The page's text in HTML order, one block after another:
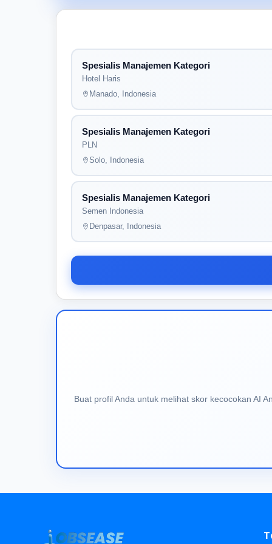
Spesialis Manajemen Kategori
Hotel Haris
Manado, Indonesia
Spesialis Manajemen Kategori
PLN
Solo, Indonesia
Spesialis Manajemen Kategori
Semen Indonesia
Denpasar, Indonesia
Buat profil Anda untuk melihat skor kecocokan AI